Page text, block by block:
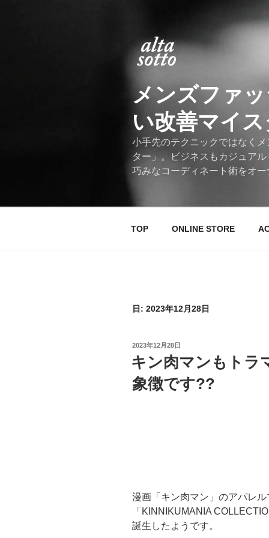
メンズファ
い改善マイ
小手先のテクニックではなく
ター」。ビジネスもカジュア
巧みなコーディネート術をオー
TOP ONLINE STORE
日: 2023年12月28日
投
稿
日:
2023年12月28日
キン肉マンもトラ
象徴です??
漫画「キン肉マン」のアパレル
「KINNIKUMANIA
誕生したようです。